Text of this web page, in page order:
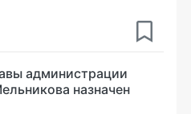
администрации
назначен